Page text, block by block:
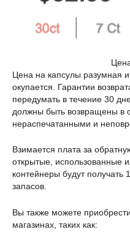
Цена на капсулы разумная
окупается. Гарантии
передумать в течение 30
должны быть возвращены в
нераспечатанными и
Взимается плата за
открытые, использованные
контейнеры будут
запасов.
Вы также можете
магазинах, таких как: